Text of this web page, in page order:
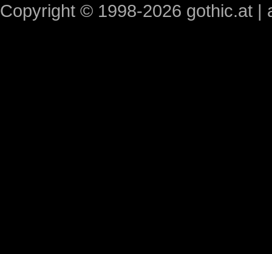
Copyright © 1998-2026 gothic.at |